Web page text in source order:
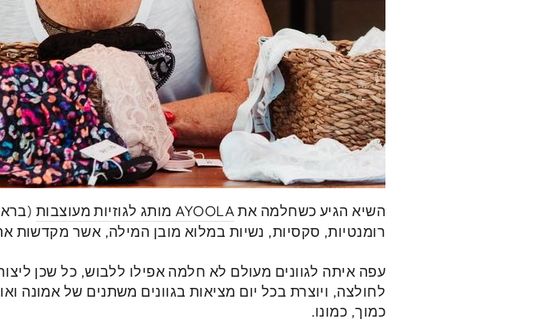
השיא הגיע כשחלמה אתAYOOLA מותג לגוזיות מעוצבות
רומנטיות, סקסיות, נשיות במלוא מובן המילה, אשר מקדשות
עפה איתה לגוונים מעולם לא חלמה אפילו ללבוש, כל שכן
לחולצה, ויוצרת בכל יום מציאות בגוונים משתנים של אמונה
כמוך, כמונו.